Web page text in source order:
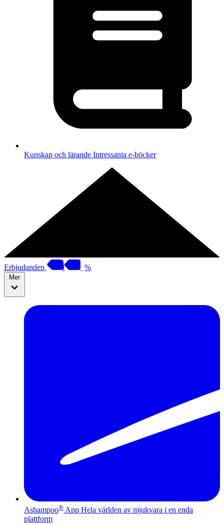
Kunskap och lärande Intressanta e-böcker
Erbjudanden %
Mer
Ashampoo® App Hela världen av mjukvara i en enda
plattform